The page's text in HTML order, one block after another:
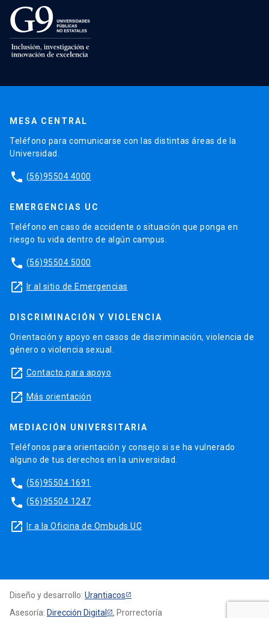
MESA CENTRAL
Teléfono para comunicarse con las distintas áreas de la
Universidad.
phone (56)95504 4000
EMERGENCIAS UC
Teléfono en caso de accidente o situación que ponga en
riesgo tu vida dentro de algún campus.
phone (56)95504 5000
launch Ir al sitio de Emergencias
DISCRIMINACIÓN Y VIOLENCIA
Orientación y apoyo en casos de discriminación, violencia de
género o violencia sexual.
launch Contacto para apoyo
launch Más orientación
MEDIACIÓN UNIVERSITARIA
Teléfonos para orientación y consejo si se ha vulnerado
alguno de tus derechos en la universidad.
phone (56)95504 1691
phone (56)95504 1247
launch Ir a la Oficina de Ombuds UC
Diseño y desarrollo: Urantiacos
Asesoría: Dirección Digital , Prorrectoría